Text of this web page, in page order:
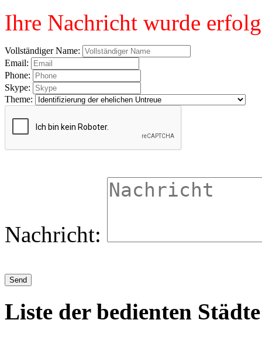
Ihre Nachricht wurde
Vollständiger Name:
Email:
Phone:
Skype:
Theme:
Nachricht:
Liste der bedienten